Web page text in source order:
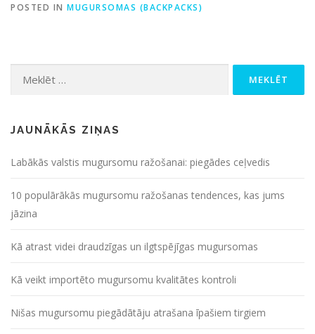
POSTED IN MUGURSOMAS (BACKPACKS)
Meklēt:
JAUNĀKĀS ZIŅAS
Labākās valstis mugursomu ražošanai: piegādes ceļvedis
10 populārākās mugursomu ražošanas tendences, kas jums
jāzina
Kā atrast videi draudzīgas un ilgtspējīgas mugursomas
Kā veikt importēto mugursomu kvalitātes kontroli
Nišas mugursomu piegādātāju atrašana īpašiem tirgiem